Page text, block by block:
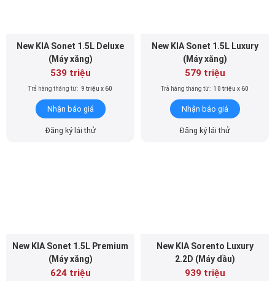
New KIA Sonet 1.5L Deluxe
(Máy xăng)
539 triệu
Trả hàng tháng từ: 9 triệu x 60
Nhận báo giá
Đăng ký lái thử
New KIA Sonet 1.5L Luxury
(Máy xăng)
579 triệu
Trả hàng tháng từ: 10 triệu x 60
Nhận báo giá
Đăng ký lái thử
New KIA Sonet 1.5L Premium
(Máy xăng)
624 triệu
New KIA Sorento Luxury
2.2D (Máy dầu)
939 triệu